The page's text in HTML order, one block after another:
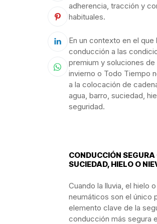
adherencia, tracción y
habituales.
En un contexto en el que
conducción a las
premium y soluciones
invierno o Todo Tiempo
a la colocación de
agua, barro, suciedad,
seguridad.
CONDUCCIÓN
SUCIEDAD, HIELO O
Cuando la lluvia, el hielo
neumáticos son el único
elemento clave de la
conducción más segura